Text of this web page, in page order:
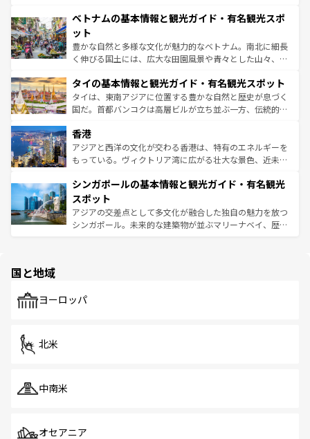
参照してほしい。
容にもいいと評判のスイーツなど、バラエティ豊かな料理
照してほしい。
き、地方に足を延ばせば四季折々の自然美を楽しむことが
できる。そして、キムチや焼肉、絶品のストリートフード
まで、さまざまな韓国料理が待っている。夜には、韓国な
らではのナイトライフも堪能できる。あたたかいホスピタ
わってみてほしい。 なお、新着の韓国情報はコンテンツ一
覧 を参照してほしい。
ベトナムの基本情報と観光ガイド・有名観光スポ
ット
豊かな自然と多様な文化が魅力的なベトナム。南北に細長
く伸びる国土には、広大な田園風景や青々とした山々、世
急速な発展と共に伝統が息づく。ハノイの古い町並みやホ
ーチミン市のフランス統治時代の建物も、独特の雰囲気を
醸し出している。また、バラエティの豊かさとおいしさで
とつ。フォーやバインミー、ベトナムコーヒーなどは、ぜ
ひ現地で味わいたい。どの地域を訪れてもあたたかい人々
が旅行者を迎えてくれるので、きっと忘れられない旅にな
参照してほしい。
タイの基本情報と観光ガイド・有名観光スポット
タイは、東南アジアに位置する豊かな自然と歴史が息づく
国だ。首都バンコクは高層ビルが立ち並ぶ一方、伝統的な
の活気が交差している。北部ではチェンマイなどの山岳地
帯で自然と触れ合い、南部ではプーケットやクラビの美し
いビーチでリゾート気分を楽しむことができる。タイ料理
激する。気候は一年中温暖で、どの季節にも異なる楽しみ
が待っている。親しみやすいタイの人々、仏教を中心とし
た文化、そして多様な観光資源が、訪れる旅人を魅了し続
ける。 なお、新着のタイ情報はコンテンツ一覧を参照して
香港
アジアと西洋の文化が交わる香港は、特有のエネルギーを
もっている。ヴィクトリア湾に広がる壮大な景色、近未来
み、どこを訪れても感動するはず。観光スポットが密集し
ており、効率よく見どころを回れるのも魅力。息をのむよ
うな絶景から文化的な体験まで、香港を存分に楽しみ尽く
そう。 なお、新着の香港情報はコンテンツ一覧を参照して
シンガポールの基本情報と観光ガイド・有名観光
スポット
アジアの交差点として多文化が融合した独自の魅力を放つ
シンガポール。未来的な建築物が並ぶマリーナベイ、歴史
で、ホーカーズは地元の風情を楽しめる外せないスポット
国と地域
ヨーロッパ
北米
中南米
オセアニア